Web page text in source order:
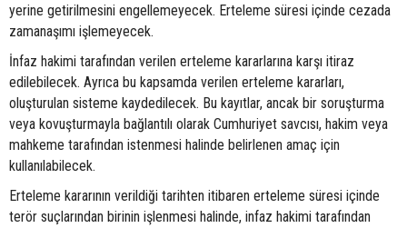
yerine getirilmesini engellemeyecek. Erteleme süresi içinde cezada
zamanaşımı işlemeyecek.
İnfaz hakimi tarafından verilen erteleme kararlarına karşı itiraz
edilebilecek. Ayrıca bu kapsamda verilen erteleme kararları,
oluşturulan sisteme kaydedilecek. Bu kayıtlar, ancak bir soruşturma
veya kovuşturmayla bağlantılı olarak Cumhuriyet savcısı, hakim veya
mahkeme tarafından istenmesi halinde belirlenen amaç için
kullanılabilecek.
Erteleme kararının verildiği tarihten itibaren erteleme süresi içinde
terör suçlarından birinin işlenmesi halinde, infaz hakimi tarafından